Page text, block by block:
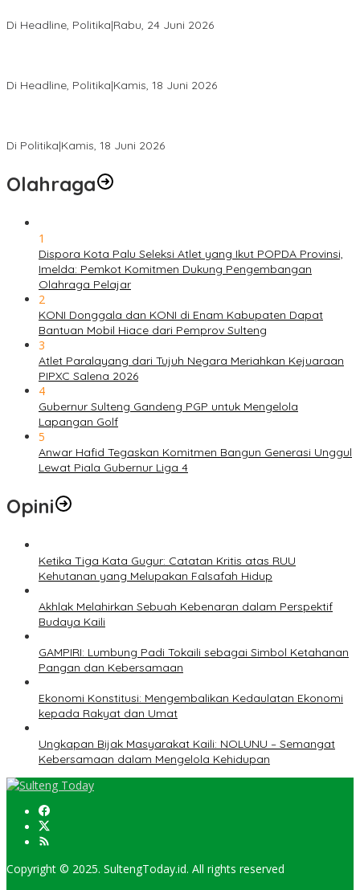
Di Headline, Politika|Rabu, 24 Juni 2026
Di Headline, Politika|Kamis, 18 Juni 2026
Di Politika|Kamis, 18 Juni 2026
Olahraga
1
Dispora Kota Palu Seleksi Atlet yang Ikut POPDA Provinsi,
Imelda: Pemkot Komitmen Dukung Pengembangan
Olahraga Pelajar
2
KONI Donggala dan KONI di Enam Kabupaten Dapat
Bantuan Mobil Hiace dari Pemprov Sulteng
3
Atlet Paralayang dari Tujuh Negara Meriahkan Kejuaraan
PIPXC Salena 2026
4
Gubernur Sulteng Gandeng PGP untuk Mengelola
Lapangan Golf
5
Anwar Hafid Tegaskan Komitmen Bangun Generasi Unggul
Lewat Piala Gubernur Liga 4
Opini
Ketika Tiga Kata Gugur: Catatan Kritis atas RUU
Kehutanan yang Melupakan Falsafah Hidup
Akhlak Melahirkan Sebuah Kebenaran dalam Perspektif
Budaya Kaili
GAMPIRI: Lumbung Padi Tokaili sebagai Simbol Ketahanan
Pangan dan Kebersamaan
Ekonomi Konstitusi: Mengembalikan Kedaulatan Ekonomi
kepada Rakyat dan Umat
Ungkapan Bijak Masyarakat Kaili: NOLUNU – Semangat
Kebersamaan dalam Mengelola Kehidupan
Copyright © 2025. SultengToday.id. All rights reserved